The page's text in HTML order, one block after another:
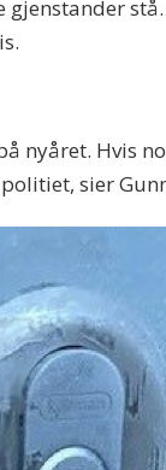
nyåret. Hvis
sier